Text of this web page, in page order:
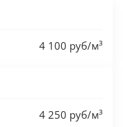
4 100 руб/м³
4 250 руб/м³